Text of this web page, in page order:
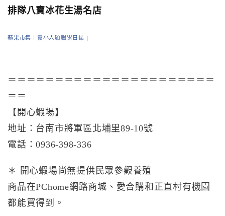
排隊八寶冰花生湯名店
蘋果市集｜養小人顧腸胃日誌 |
＝＝＝＝＝＝＝＝＝＝＝＝＝＝＝＝＝＝＝＝＝＝
＝＝
【開心蝦場】
地址：台南市將軍區北埔里89-10號
電話：0936-398-336
＊ 開心蝦場尚無提供民眾參觀養殖
商品在PChome網路商城、愛合購和正直村有機園
都能買得到。